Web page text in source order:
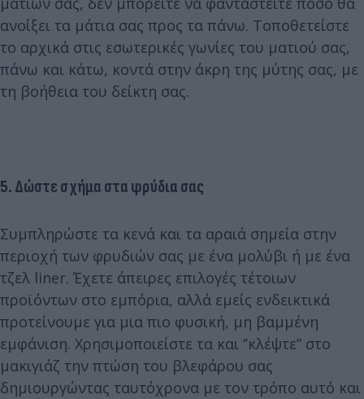
ανοίξει τα μάτια σας προς τα πάνω. Τοποθετείστε
το αρχικά στις εσωτερικές γωνίες του ματιού σας,
πάνω και κάτω, κοντά στην άκρη της μύτης σας, με
τη βοήθεια του δείκτη σας.
5. Δώστε σχήμα στα φρύδια σας
Συμπληρώστε τα κενά και τα αραιά σημεία στην
περιοχή των φρυδιών σας με ένα μολύβι ή με ένα
τζελ liner. Έχετε άπειρες επιλογές τέτοιων
προϊόντων στο εμπόρια, αλλά εμείς ενδεικτικά
προτείνουμε για μια πιο φυσική, μη βαμμένη
εμφάνιση. Χρησιμοποιείστε τα και ‘’κλέψτε’’ στο
μακιγιάζ την πτώση του βλεφάρου σας
δημιουργώντας ταυτόχρονα με τον τρόπο αυτό και